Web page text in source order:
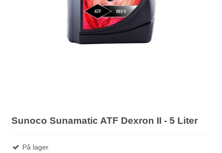
Sunoco Sunamatic ATF Dexron II - 5 Liter
På lager